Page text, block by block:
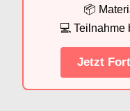
📦
💻 Teilnahme
Jetzt